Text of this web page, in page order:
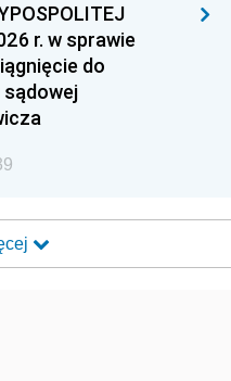
r. w sprawie
do